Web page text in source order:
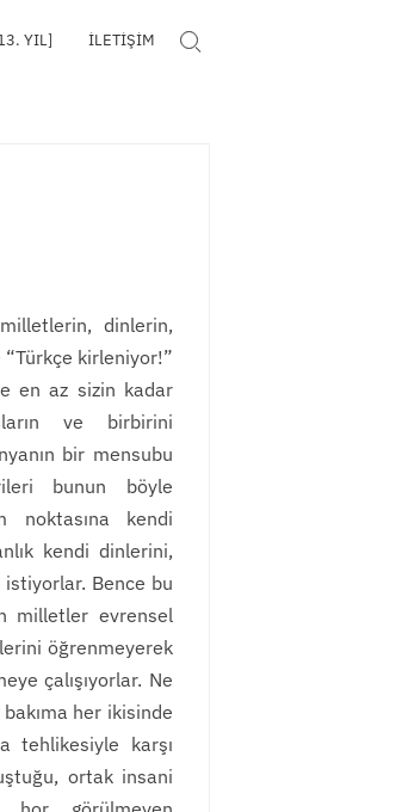
YIL] İLETIŞIM Search for:
dinlerin,
“Türkçe kirleniyor!”
en az sizin kadar
ve birbirini
bir mensubu
bunun böyle
noktasına kendi
kendi dinlerini,
Bence bu
milletler evrensel
öğrenmeyerek
çalışıyorlar. Ne
her ikisinde
tehlikesiyle karşı
ortak insani